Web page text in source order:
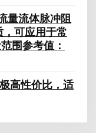
量流体脉冲阻
，可应用于常
围参考值：
高性价比，适